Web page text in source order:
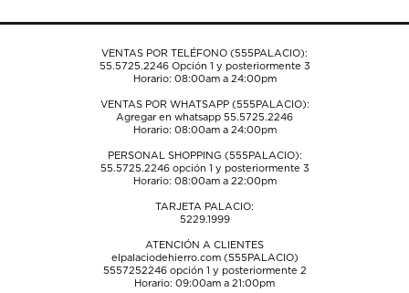
envío.envío.envío.envío.envío.
VENTAS POR TELÉFONO (555PALACIO):
55.5725.2246Opción 1 y posteriormente 3
Horario: 08:00am a 24:00pm
VENTAS POR WHATSAPP (555PALACIO):
Agregar en whatsapp 55.5725.2246
Horario: 08:00am a 24:00pm
PERSONAL SHOPPING (555PALACIO):
55.5725.2246opción 1 y posteriormente 3
Horario: 08:00am a 22:00pm
TARJETA PALACIO:
5229.1999
ATENCIÓN A CLIENTES
elpalaciodehierro.com (555PALACIO)
5557252246opción 1 y posteriormente 2
Horario: 09:00am a 21:00pm